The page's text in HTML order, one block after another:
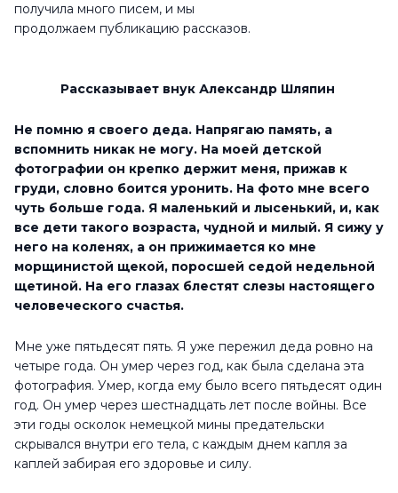
получила много писем, и мы
продолжаем публикацию рассказов.
Рассказывает внук Александр Шляпин
Не помню я своего деда. Напрягаю память, а
вспомнить никак не могу. На моей детской
фотографии он крепко держит меня, прижав к
груди, словно боится уронить. На фото мне всего
чуть больше года. Я маленький и лысенький, и, как
все дети такого возраста, чудной и милый. Я сижу у
него на коленях, а он прижимается ко мне
морщинистой щекой, поросшей седой недельной
щетиной. На его глазах блестят слезы настоящего
человеческого счастья.
Мне уже пятьдесят пять. Я уже пережил деда ровно на
четыре года. Он умер через год, как была сделана эта
фотография. Умер, когда ему было всего пятьдесят один
год. Он умер через шестнадцать лет после войны. Все
эти годы осколок немецкой мины предательски
скрывался внутри его тела, с каждым днем капля за
каплей забирая его здоровье и силу.